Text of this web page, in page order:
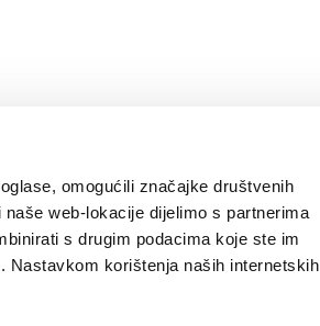
omogućili značajke društvenih
web-lokacije dijelimo s partnerima
s drugim podacima koje ste im
Nastavkom korištenja naših internetskih
Design by: Signed Design